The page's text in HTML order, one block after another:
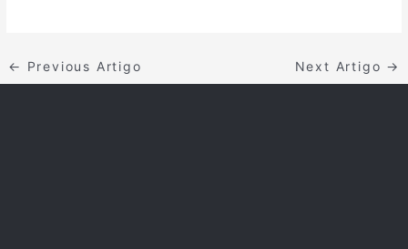
← Previous Artigo Next Artigo →